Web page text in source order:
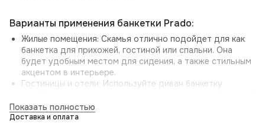
Варианты применения банкетки Prado:
Жилые помещения: Скамья отлично подойдет для как
банкетка для прихожей, гостиной или спальни. Она
будет удобным местом для сидения, а также стильным
акцентом в интерьере.
Гостиницы и отели: Используйте диван банкетку
атмосферы для гостей.
Кафе и рестораны: Идеальный вариант для
Показать полностью
Доставка и оплата